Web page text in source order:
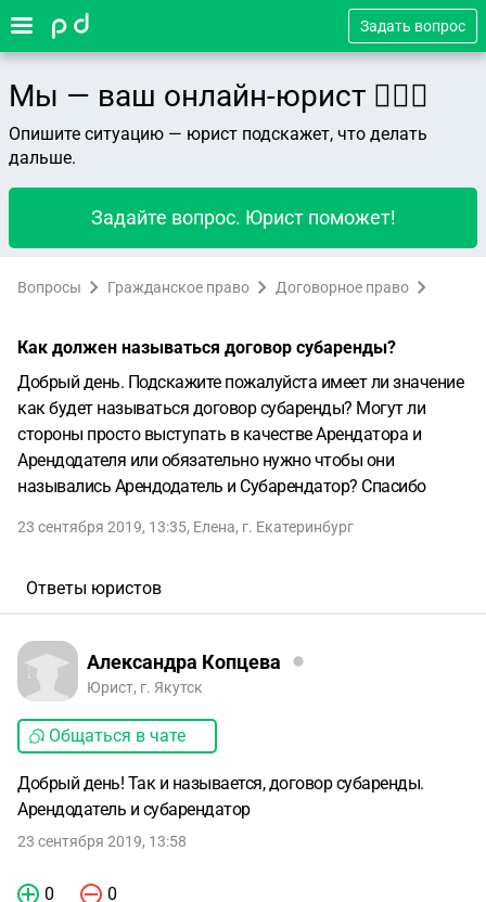
Задать вопрос
Мы — ваш онлайн-юрист 👨🏻‍⚖️
Опишите ситуацию — юрист подскажет, что делать
дальше.
Задайте вопрос. Юрист поможет!
Вопросы Гражданское право Договорное право
Как должен называться договор субаренды?
Добрый день. Подскажите пожалуйста имеет ли значение
как будет называться договор субаренды? Могут ли
стороны просто выступать в качестве Арендатора и
Арендодателя или обязательно нужно чтобы они
назывались Арендодатель и Субарендатор? Спасибо
23 сентября 2019, 13:35, Елена, г. Екатеринбург
Ответы юристов
Александра Копцева
Юрист, г. Якутск
Общаться в чате
Добрый день! Так и называется, договор субаренды.
Арендодатель и субарендатор
23 сентября 2019, 13:58
0 0